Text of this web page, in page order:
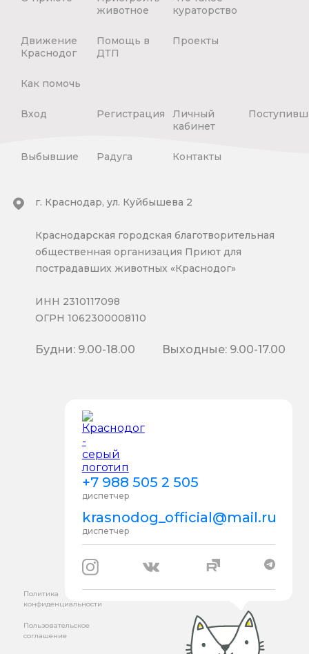
животное
кураторство
Движение
Краснодог
Помощь в
ДТП
Проекты
Как помочь
Вход Регистрация
Личный
кабинет
Выбывшие Радуга Контакты
+7 988 505 2 505
диспетчер
krasnodog_official@mail.ru
диспетчер
г. Краснодар, ул. Куйбышева 2
Краснодарская городская благотворительная
общественная организация Приют для
пострадавших животных «Краснодог»
ИНН 2310117098
ОГРН 1062300008110
Будни: 9.00-18.00 Выходные: 9.00-17.00
Политика
конфиденциальности
Пользовательское
соглашение